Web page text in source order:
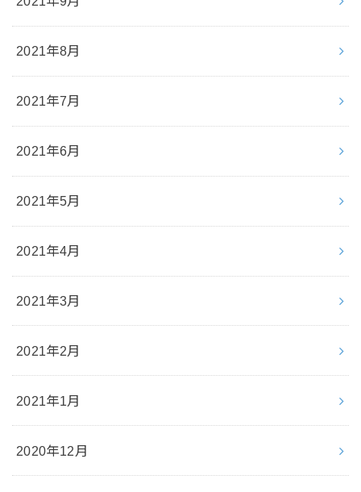
2021年8月
2021年7月
2021年6月
2021年5月
2021年4月
2021年3月
2021年2月
2021年1月
2020年12月